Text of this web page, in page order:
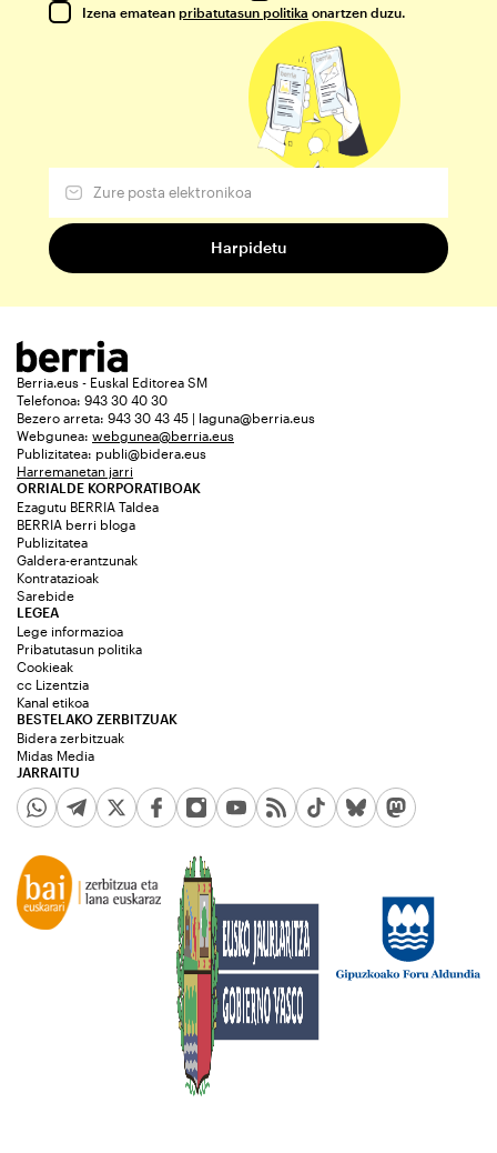
Izena ematean pribatutasun politika onartzen duzu.
Berria.eus - Euskal Editorea SM
Telefonoa: 943 30 40 30
Bezero arreta: 943 30 43 45 | laguna@berria.eus
Webgunea: webgunea@berria.eus
Publizitatea: publi@bidera.eus
Harremanetan jarri
ORRIALDE KORPORATIBOAK
Ezagutu BERRIA Taldea
BERRIA berri bloga
Publizitatea
Galdera-erantzunak
Kontratazioak
Sarebide
JARRAITU
LEGEA
Lege informazioa
Pribatutasun politika
Cookieak
cc Lizentzia
Kanal etikoa
BESTELAKO ZERBITZUAK
Bidera zerbitzuak
Midas Media